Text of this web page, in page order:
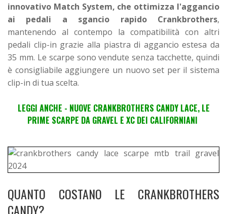
innovativo Match System, che ottimizza l'aggancio
ai pedali a sgancio rapido Crankbrothers,
mantenendo al contempo la compatibilità con altri
pedali clip-in grazie alla piastra di aggancio estesa da
35 mm. Le scarpe sono vendute senza tacchette, quindi
è consigliabile aggiungere un nuovo set per il sistema
clip-in di tua scelta.
LEGGI ANCHE - NUOVE CRANKBROTHERS CANDY LACE, LE
PRIME SCARPE DA GRAVEL E XC DEI CALIFORNIANI
QUANTO COSTANO LE CRANKBROTHERS
CANDY?